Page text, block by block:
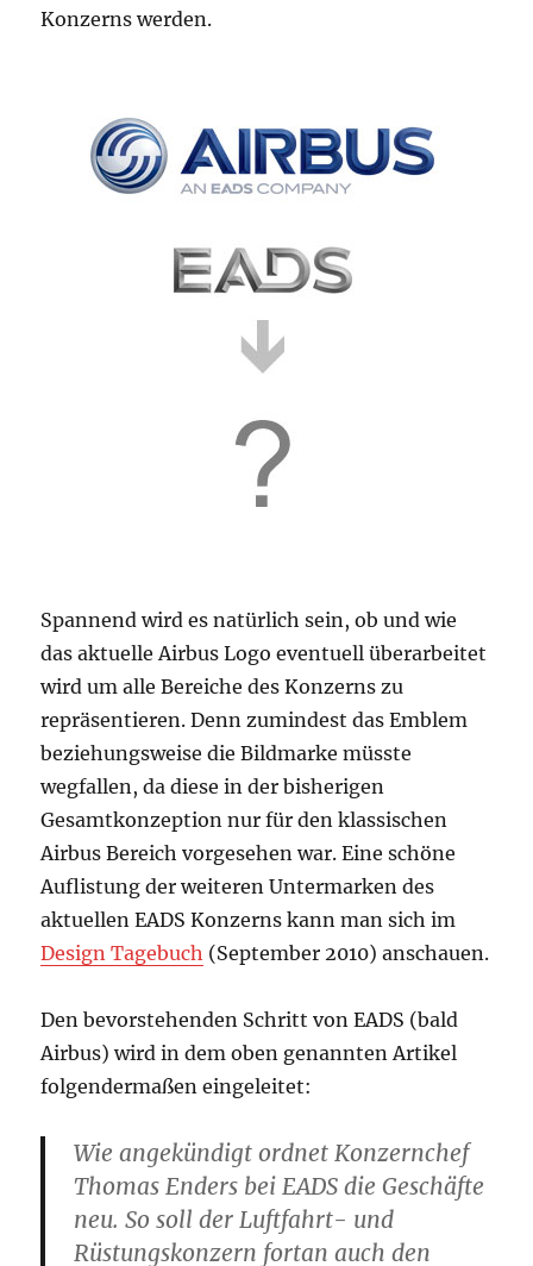
Konzerns werden.
Spannend wird es natürlich sein, ob und wie
das aktuelle Airbus Logo eventuell überarbeitet
wird um alle Bereiche des Konzerns zu
repräsentieren. Denn zumindest das Emblem
beziehungsweise die Bildmarke müsste
wegfallen, da diese in der bisherigen
Gesamtkonzeption nur für den klassischen
Airbus Bereich vorgesehen war. Eine schöne
Auflistung der weiteren Untermarken des
aktuellen EADS Konzerns kann man sich im
Design Tagebuch (September 2010) anschauen.
Den bevorstehenden Schritt von EADS (bald
Airbus) wird in dem oben genannten Artikel
folgendermaßen eingeleitet:
Wie angekündigt ordnet Konzernchef
Thomas Enders bei EADS die Geschäfte
neu. So soll der Luftfahrt- und
Rüstungskonzern fortan auch den